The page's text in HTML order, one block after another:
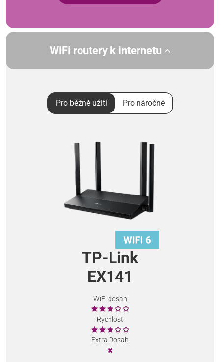
WiFi routery k internetu
Pro běžné užití Pro náročné
TP-Link
EX141
WiFi dosah
Rychlost
Extra Dosah